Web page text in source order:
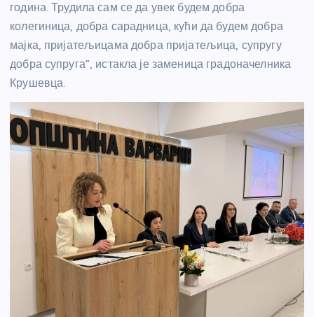
година. Трудила сам се да увек будем добра
колегиница, добра сарадница, кући да будем добра
мајка, пријатељицама добра пријатељица, супругу
добра супруга”, истакла је заменица градоначелника
Крушевца.